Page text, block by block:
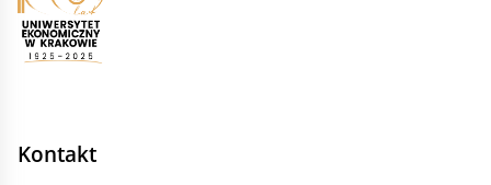
Kontakt